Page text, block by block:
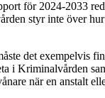
för 2024-2033
styr inte över
det exempelvis
i Kriminalvården
när en anstalt